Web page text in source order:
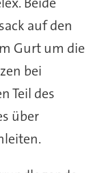
auf den
Gurt um die
bei
Teil des
über